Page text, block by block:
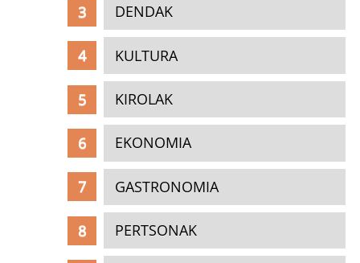
DENDAK
KULTURA
KIROLAK
EKONOMIA
GASTRONOMIA
PERTSONAK